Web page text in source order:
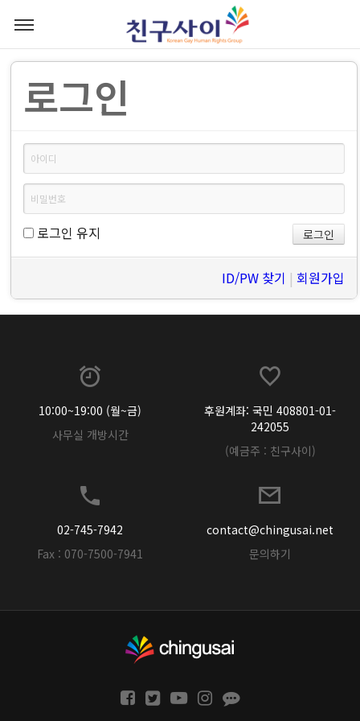
로그인
로그인 유지
ID/PW 찾기 | 회원가입
10:00~19:00 (월~금)
사무실 개방시간
후원계좌: 국민 408801-01-
242055
(예금주 : 친구사이)
02-745-7942
Fax : 070-7500-7941
contact@chingusai.net
문의하기